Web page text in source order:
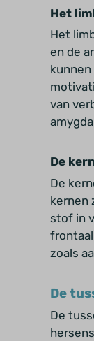
Het
Het
en de
van
De
De
kernen
stof in
zoals
De
De